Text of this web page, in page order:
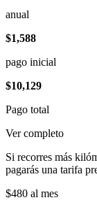
anual
$1,588
pago inicial
$10,129
Pago total
Ver completo
Si recorres más
pagarás una tarifa
$480 al mes